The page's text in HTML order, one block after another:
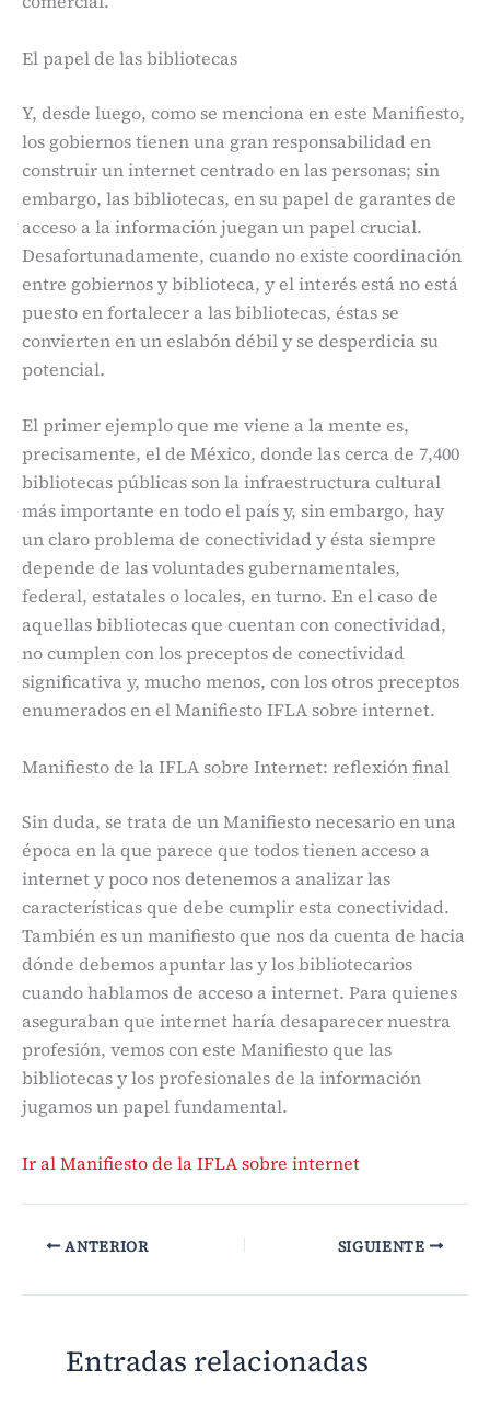
El papel de las bibliotecas
Y, desde luego, como se menciona en este Manifiesto,
los gobiernos tienen una gran responsabilidad en
construir un internet centrado en las personas; sin
embargo, las bibliotecas, en su papel de garantes de
acceso a la información juegan un papel crucial.
Desafortunadamente, cuando no existe coordinación
entre gobiernos y biblioteca, y el interés está no está
puesto en fortalecer a las bibliotecas, éstas se
convierten en un eslabón débil y se desperdicia su
potencial.
El primer ejemplo que me viene a la mente es,
precisamente, el de México, donde las cerca de 7,400
bibliotecas públicas son la infraestructura cultural
más importante en todo el país y, sin embargo, hay
un claro problema de conectividad y ésta siempre
depende de las voluntades gubernamentales,
federal, estatales o locales, en turno. En el caso de
aquellas bibliotecas que cuentan con conectividad,
no cumplen con los preceptos de conectividad
significativa y, mucho menos, con los otros preceptos
enumerados en el Manifiesto IFLA sobre internet.
Manifiesto de la IFLA sobre Internet: reflexión final
Sin duda, se trata de un Manifiesto necesario en una
época en la que parece que todos tienen acceso a
internet y poco nos detenemos a analizar las
características que debe cumplir esta conectividad.
También es un manifiesto que nos da cuenta de hacia
dónde debemos apuntar las y los bibliotecarios
cuando hablamos de acceso a internet. Para quienes
aseguraban que internet haría desaparecer nuestra
profesión, vemos con este Manifiesto que las
bibliotecas y los profesionales de la información
jugamos un papel fundamental.
Ir al Manifiesto de la IFLA sobre internet
ANTERIOR SIGUIENTE
Entradas relacionadas